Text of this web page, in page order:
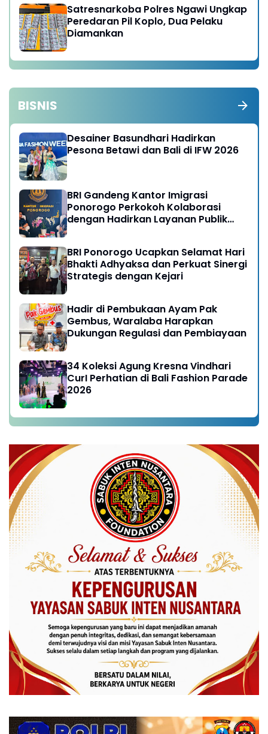
Satresnarkoba Polres Ngawi Ungkap
Peredaran Pil Koplo, Dua Pelaku
Diamankan
BISNIS
Desainer Basundhari Hadirkan
Pesona Betawi dan Bali di IFW 2026
BRI Gandeng Kantor Imigrasi
Ponorogo Perkokoh Kolaborasi
dengan Hadirkan Layanan Publik
BRI Ponorogo Ucapkan Selamat Hari
Bhakti Adhyaksa dan Perkuat Sinergi
Strategis dengan Kejari
Hadir di Pembukaan Ayam Pak
Gembus, Waralaba Harapkan
Dukungan Regulasi dan Pembiayaan
34 Koleksi Agung Kresna Vindhari
CurI Perhatian di Bali Fashion Parade
2026